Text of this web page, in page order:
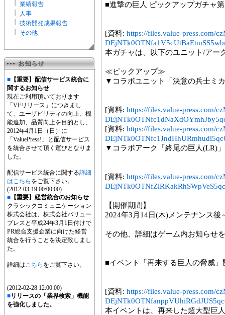
業績報告
人事
技術開発成果報告
その他
■ 【重要】配信サービス統合に
関するお知らせ
現在ご利用頂いております
「VFリリース」につきまし
て、ユーザビリティの向上、機
能追加、品質向上を目的とし、
2012年4月1日（日）に
「ValuePress!」と配信サービス
を統合させて頂く運びとなりま
した。
配信サービス統合に関する詳細
はこちら をご覧下さい。
(2012-03-19 00:00:00)
■ 【重要】経営統合のお知らせ
クラシックコミュニケーション
株式会社は、株式会社バリュー
プレスと平成24年3月1日付けで
PR総合支援企業に向けた経営
統合を行うことを決定致しまし
た。
詳細はこちら をご覧下さい。
(2012-02-28 12:00:00)
■リリースの「業界検索」機能
を強化しました。
■進撃の巨人 ピックアップガチャ
[資料: https://files.value-press.com/
本ガチャは、以下のユニット/アー
≪ピックアップ≫
▼コラボユニット「決意の兵士ミ
[資料: https://files.value-press.com/
[資料: https://files.value-press.com/
▼コラボアーク「終尾の巨人(LR)」
[資料: https://files.value-press.com/
【開催期間】
2024年3月14日(木)メンテナンス後
その他、詳細はゲーム内お知らせ
■イベント「再来する巨人の脅威」
[資料: https://files.value-press.com/
本イベントは、再来した超大型巨